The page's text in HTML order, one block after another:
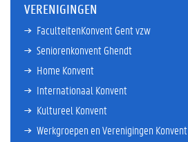
VERENIGINGEN
FaculteitenKonvent Gent vzw
Seniorenkonvent Ghendt
Home Konvent
Internationaal Konvent
Kultureel Konvent
Werkgroepen en Verenigingen Konvent